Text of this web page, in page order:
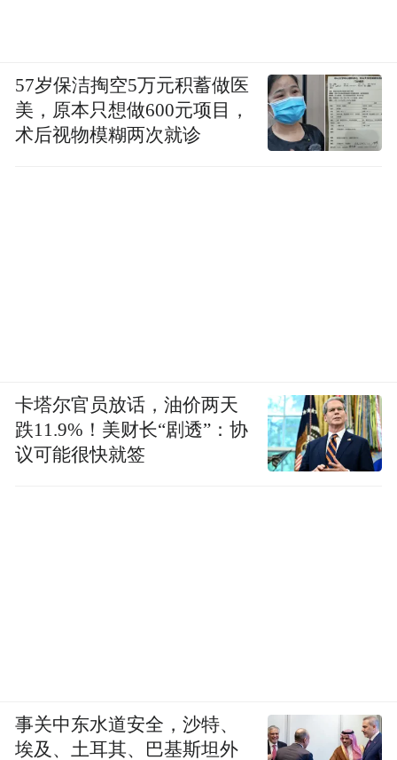
57岁保洁掏空5万元积蓄做医
美，原本只想做600元项目，
术后视物模糊两次就诊
卡塔尔官员放话，油价两天
跌11.9%！美财长“剧透”：协
议可能很快就签
事关中东水道安全，沙特、
埃及、土耳其、巴基斯坦外